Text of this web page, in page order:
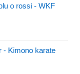
o rossi - WKF
- Kimono karate